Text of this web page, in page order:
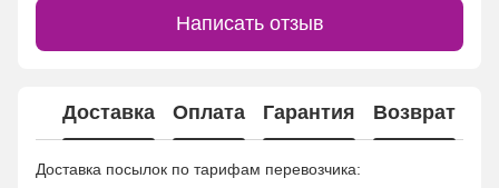
Написать отзыв
Доставка Оплата Гарантия Возврат
Доставка посылок по тарифам перевозчика: